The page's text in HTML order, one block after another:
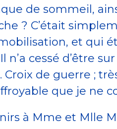
de sommeil,
? C’était
et qui
n’a cessé d’être
Croix de guerre ;
que je ne
à Mme et Mlle